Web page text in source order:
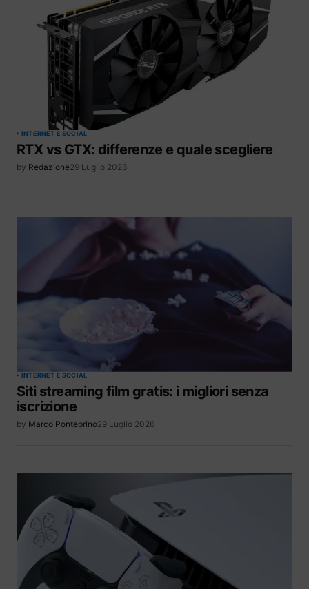
INTERNET E SOCIAL
RTX vs GTX: differenze e quale scegliere
by Redazione29 Luglio 2026
INTERNET E SOCIAL
Siti streaming film gratis: i migliori senza
iscrizione
by Marco Ponteprino29 Luglio 2026